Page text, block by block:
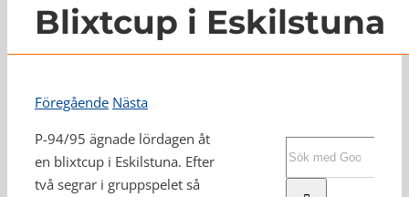
INFO
Blixtcup i Eskilstuna
Föregående Nästa
P-94/95 ägnade lördagen åt
en blixtcup i Eskilstuna. Efter
två segrar i gruppspelet så